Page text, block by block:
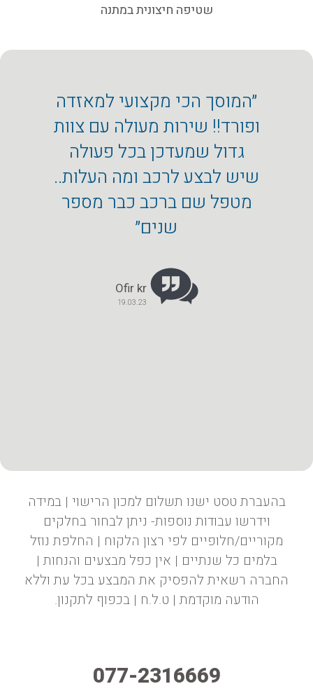
שטיפה חיצונית במתנה
״המוסך הכי מקצועי למאזדה
ופורד!! שירות מעולה עם צוות
גדול שמעדכן בכל פעולה
שיש לבצע לרכב ומה העלות..
מטפל שם ברכב כבר מספר
שנים״
Ofir kr
19.03.23
בהעברת טסט ישנו תשלום למכון הרישוי | במידה
וידרשו עבודות נוספות- ניתן לבחור בחלקים
מקוריים/חלופיים לפי רצון הלקוח | החלפת נוזל
בלמים כל שנתיים | אין כפל מבצעים והנחות |
החברה רשאית להפסיק את המבצע בכל עת וללא
הודעה מוקדמת | ט.ל.ח | בכפוף לתקנון.
077-2316669